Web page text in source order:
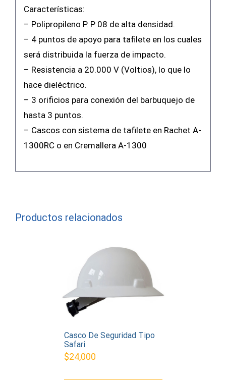
Características:
– Polipropileno P. P 08 de alta densidad.
– 4 puntos de apoyo para tafilete en los cuales
será distribuida la fuerza de impacto.
– Resistencia a 20.000 V (Voltios), lo que lo
hace dieléctrico.
– 3 orificios para conexión del barbuquejo de
hasta 3 puntos.
– Cascos con sistema de tafilete en Rachet A-
1300RC o en Cremallera A-1300
Productos relacionados
Casco De Seguridad Tipo
Safari
$24,000